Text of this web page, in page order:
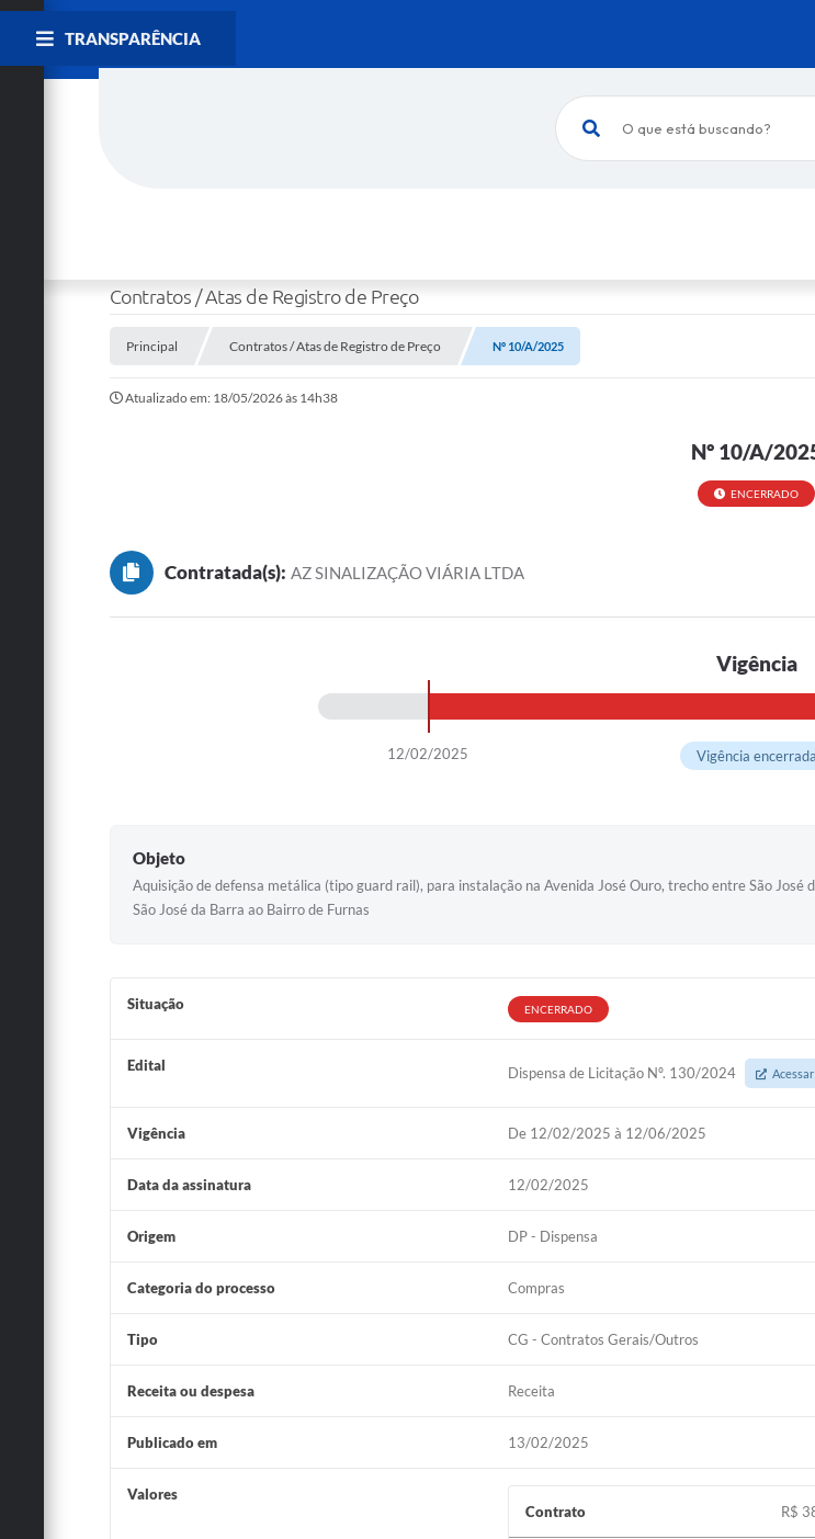
O que está buscando?
TRANSPARÊNCIA
Contratos / Atas de Registro de Preço
Principal Contratos / Atas de Registro de Preço Nº 10/A/2025
Atualizado em: 18/05/2026 às 14h38
Nº 10/A/
ENCERRADO
Contratada(s): AZ SINALIZAÇÃO VIÁRIA LTDA
Vigência
12/02/2025 Vigência encerrada
Objeto
Aquisição de defensa metálica (tipo guard rail), para instalação na Avenida José Ouro, trecho entre São
São José da Barra ao Bairro de Furnas
Situação ENCERRADO
Edital Dispensa de Licitação Nº. 130/2024 Acessar
Vigência De 12/02/2025 à 12/06/2025
Data da assinatura 12/02/2025
Origem DP - Dispensa
Categoria do processo Compras
Tipo CG - Contratos Gerais/Outros
Receita ou despesa Receita
Publicado em 13/02/2025
Valores
Contrato
R$